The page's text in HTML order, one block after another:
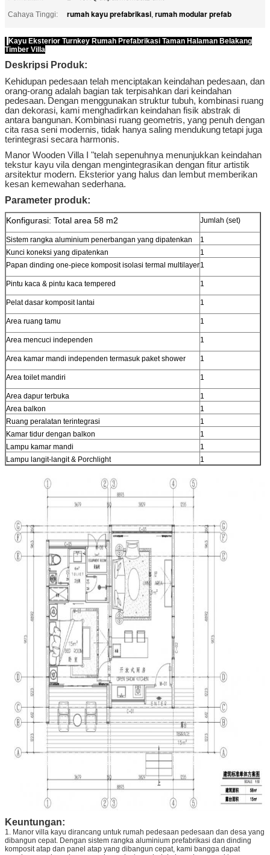
Cahaya Tinggi:
rumah kayu prefabrikasi, rumah modular prefab
Kayu Eksterior Turnkey Rumah Prefabrikasi Taman Halaman Belakang
Timber Villa
Deskripsi Produk:
Kehidupan pedesaan telah menciptakan keindahan pedesaan, dan
orang-orang adalah bagian tak terpisahkan dari keindahan
pedesaan. Dengan menggunakan struktur tubuh, kombinasi ruang
dan dekorasi, kami menghadirkan keindahan fisik abstrak di
antara bangunan. Kombinasi ruang geometris, yang penuh dengan
cita rasa seni modernis, tidak hanya saling mendukungtetapi juga
terintegrasi secara harmonis.
Manor Wooden Villa I "telah sepenuhnya menunjukkan keindahan
tekstur kayu vila dengan mengintegrasikan dengan fitur artistik
arsitektur modern. Eksterior yang halus dan lembut memberikan
kesan kemewahan sederhana.
Parameter produk:
Konfigurasi: Total area 58 m2 Jumlah (set)
Sistem rangka aluminium penerbangan yang dipatenkan
1
Kunci koneksi yang dipatenkan
1
Papan dinding one-piece komposit isolasi termal multilayer1
Pintu kaca & pintu kaca tempered 1
Pelat dasar komposit lantai 1
Area ruang tamu 1
Area mencuci independen 1
Area kamar mandi independen termasuk paket shower 1
Area toilet mandiri 1
Area dapur terbuka
1
Area balkon
1
Ruang peralatan terintegrasi
1
Kamar tidur dengan balkon
1
Lampu kamar mandi
1
Lampu langit-langit & Porchlight
1
Keuntungan:
1. Manor villa kayu dirancang untuk rumah pedesaan pedesaan dan desa yang
dibangun cepat. Dengan sistem rangka aluminium prefabrikasi dan dinding
komposit atap dan panel atap yang dibangun cepat, kami bangga dapat